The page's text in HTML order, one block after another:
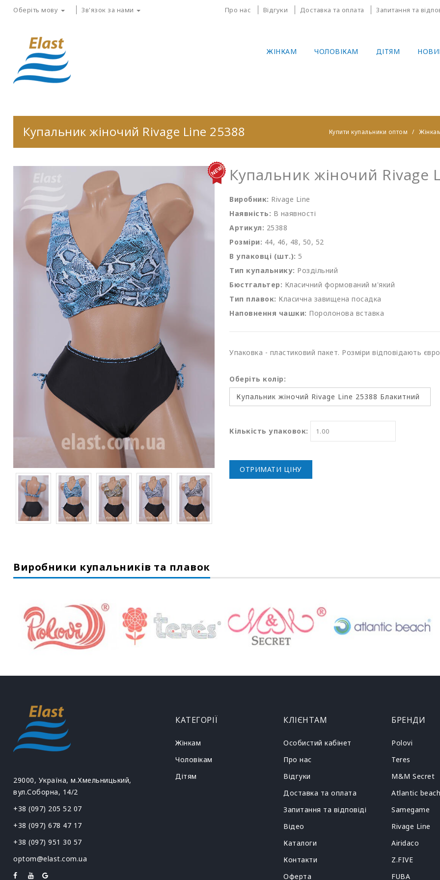
Оберіть мову Зв'язок за нами Про нас Відгуки Доставка та оплата Запитання та
ЖІНКАМ ЧОЛОВІКАМ ДІТЯМ
Купальник жіночий Rivage Line 25388 Купити купальники оптом
Купальник жіночий Rivage
Виробник: Rivage Line
Наявність: В наявності
Артикул: 25388
Розміри: 44, 46, 48, 50, 52
В упаковці (шт.): 5
Тип купальнику: Роздільний
Бюстгальтер: Класичний формований м'який
Тип плавок: Класична завищена посадка
Наповнення чашки: Поролонова вставка
Упаковка - пластиковий пакет. Розміри відповідають
Оберіть колір:
Кількість упаковок:
ОТРИМАТИ ЦІНУ
Виробники купальників та плавок
29000, Україна, м.Хмельницький,
вул.Соборна, 14/2
+38 (097) 205 52 07
+38 (097) 678 47 17
+38 (097) 951 30 57
optom@elast.com.ua
КАТЕГОРІЇ
Жінкам
Чоловікам
Дітям
КЛІЄНТАМ
Особистий кабінет
Про нас
Відгуки
Доставка та оплата
Запитання та відповіді
Відео
Каталоги
Контакти
Оферта
БРЕНДИ
Polovi
Teres
M&M Secret
Atlantic beach
Samegame
Rivage Line
Airidaco
Z.FIVE
FUBA